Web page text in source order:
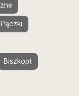
Pączki
Biszkopt